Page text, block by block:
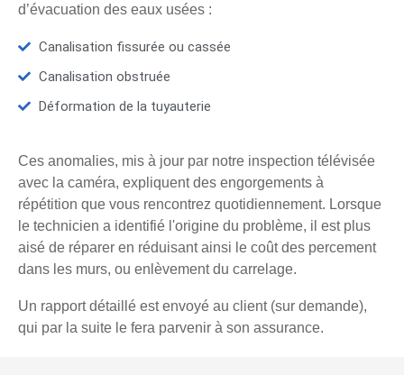
d’évacuation des eaux usées :
Canalisation fissurée ou cassée
Canalisation obstruée
Déformation de la tuyauterie
Ces anomalies, mis à jour par notre inspection télévisée
avec la caméra, expliquent des engorgements à
répétition que vous rencontrez quotidiennement. Lorsque
le technicien a identifié l'origine du problème, il est plus
aisé de réparer en réduisant ainsi le coût des percement
dans les murs, ou enlèvement du carrelage.
Un rapport détaillé est envoyé au client (sur demande),
qui par la suite le fera parvenir à son assurance.